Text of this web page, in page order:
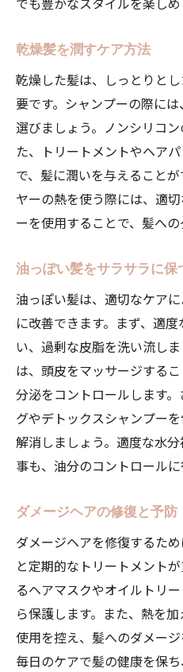
乾燥髪を潤すケア方法
乾燥した髪は、しっとりと
要です。シャンプーの際に
選びましょう。ノンシリコ
た、トリートメントやヘア
で、髪に潤いを与えること
ヤーの熱を使う際には、適
ーを使用することで、髪への
油っぽい髪をサラサラに保
油っぽい髪は、適切なケア
に改善できます。まず、適
い、過剰な皮脂を洗い流し
は、頭皮をマッサージする
分泌をコントロールします
グやデトックスシャンプー
解消しましょう。適度な水
事も、油分のコントロールに
ダメージヘアの修復と予防
ダメージヘアを修復するた
と定期的なトリートメント
るヘアマスクやオイルトリ
ら保護します。また、熱を
使用を控え、髪へのダメージ
毎日のケアで髪の健康を保